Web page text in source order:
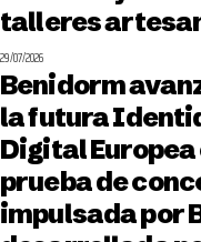
talleres
29/07/2026
Benidorm
la futura
Digital Europea
prueba de
impulsada por